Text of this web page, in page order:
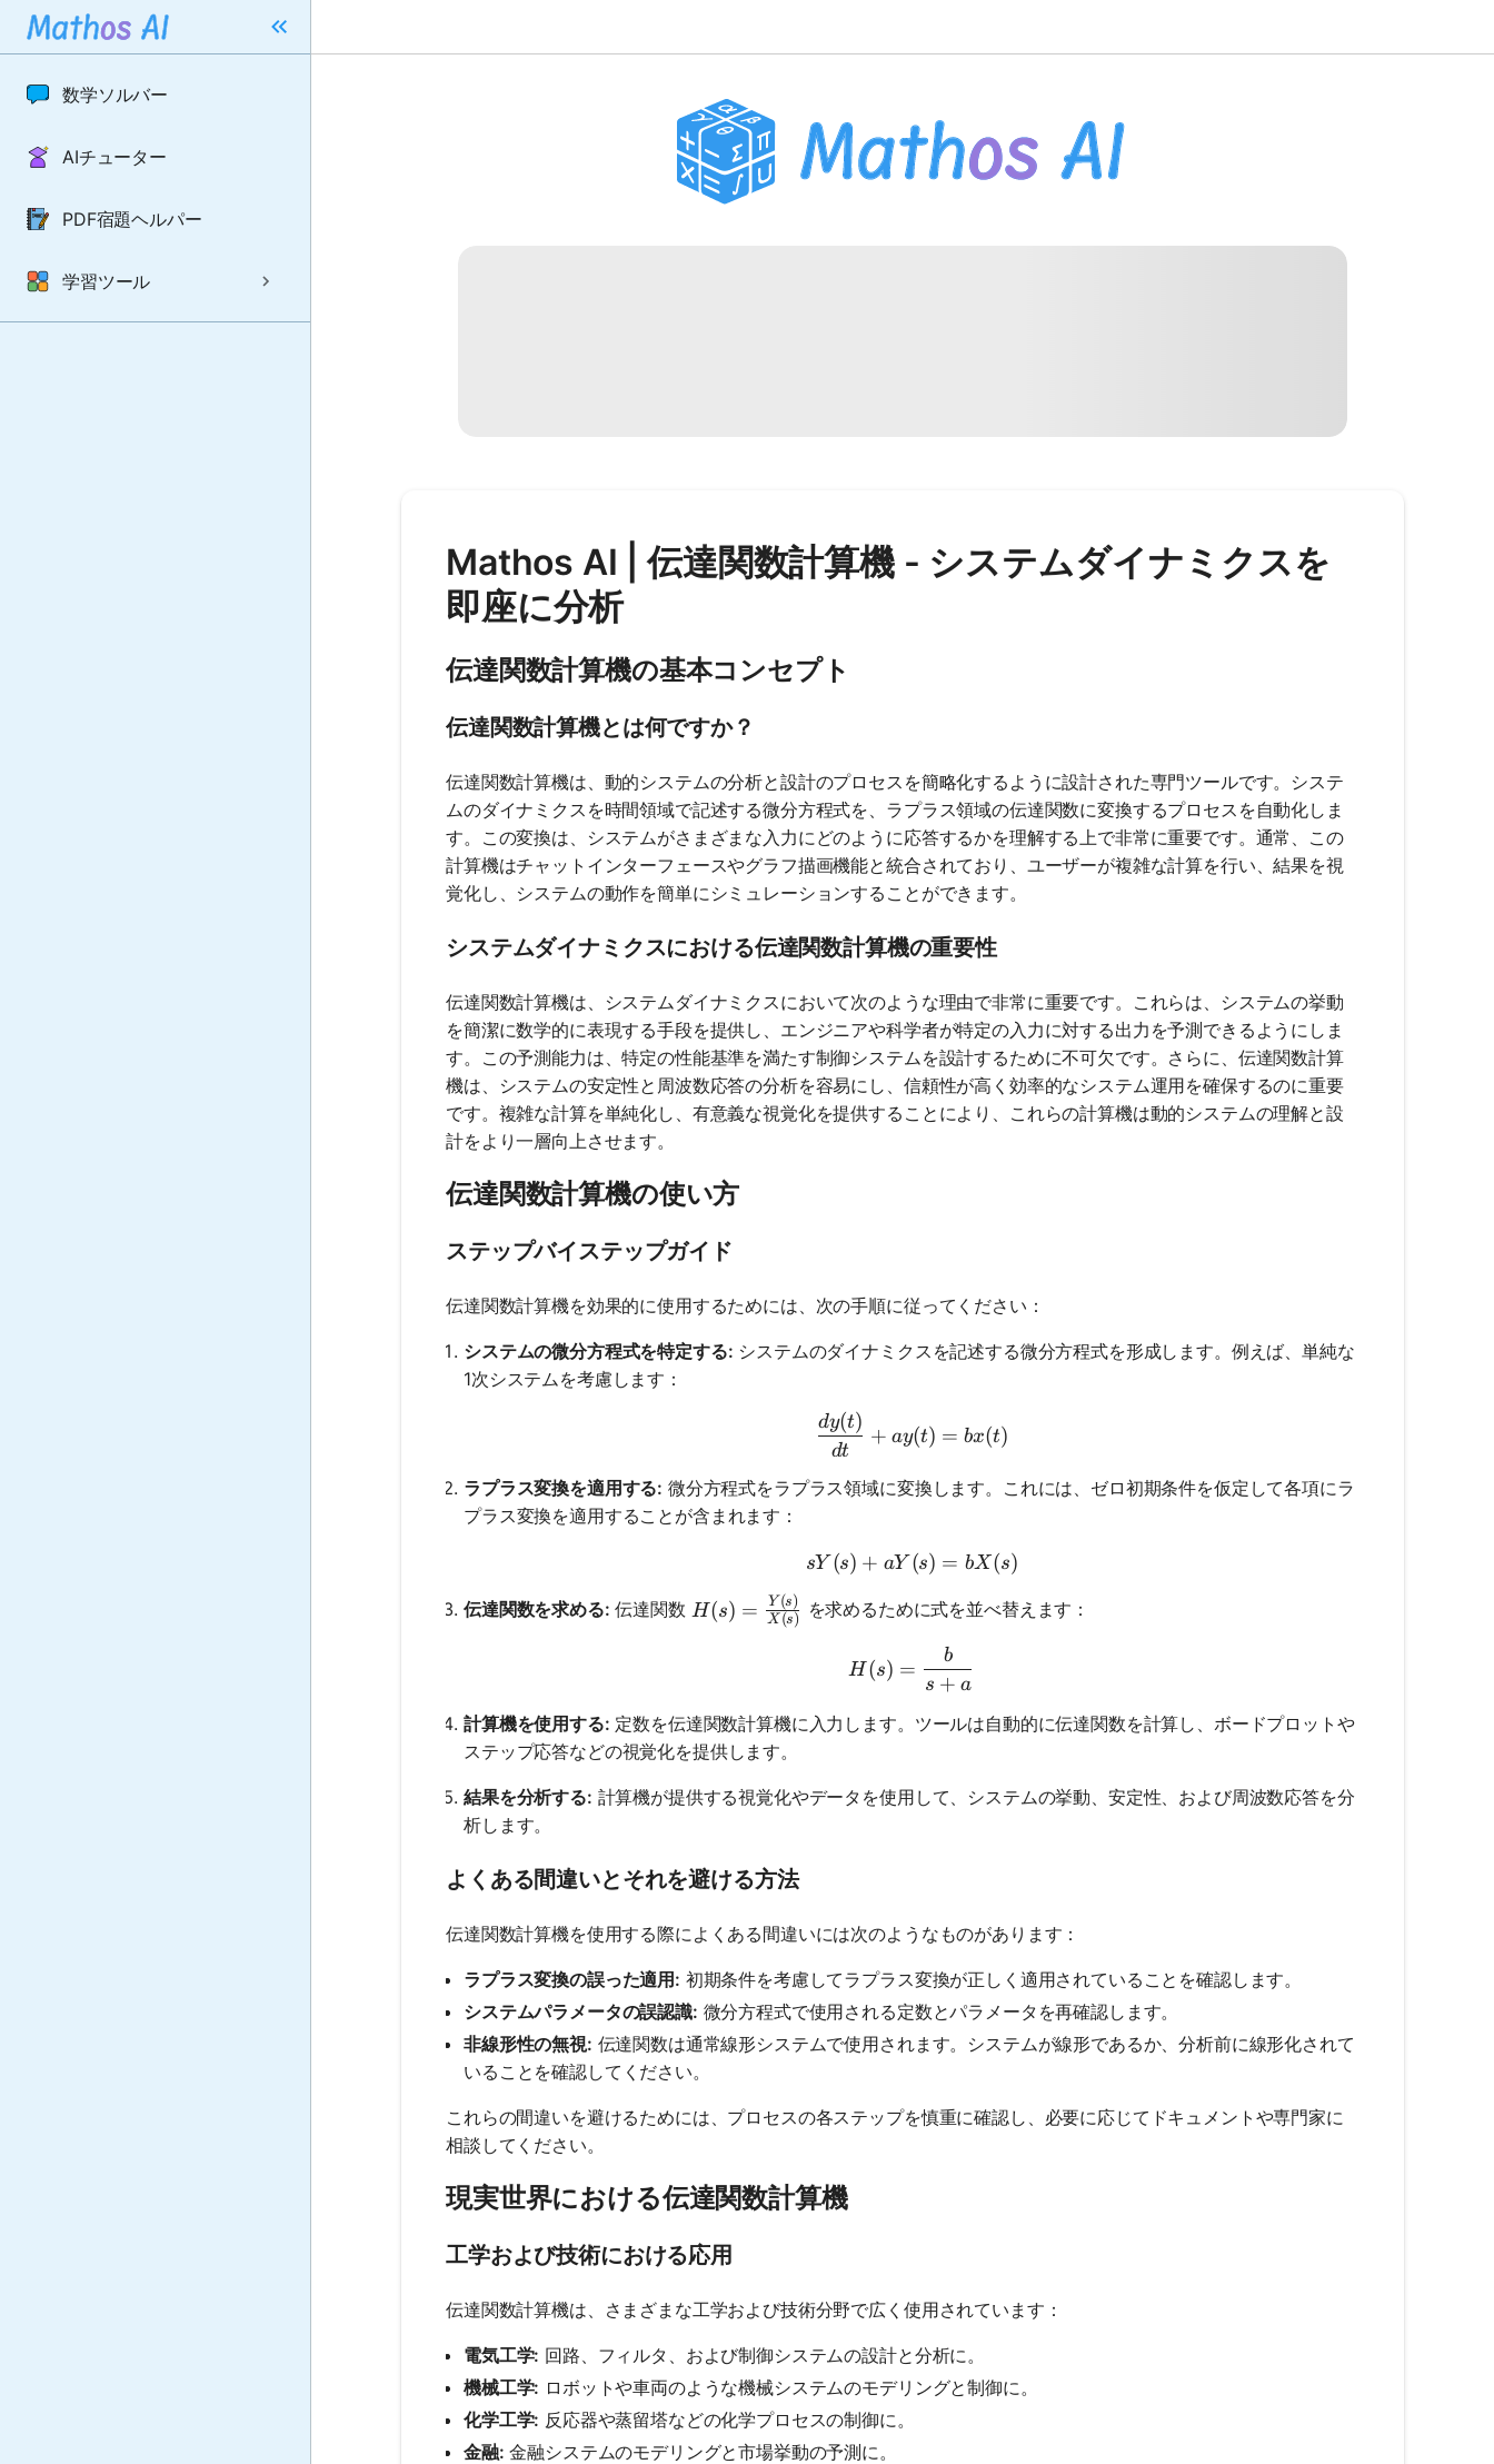
数学ソルバー
AIチューター
PDF宿題ヘルパー
学習ツール
Mathos AI | 伝達関数計算機 - システムダイナミクスを
即座に分析
伝達関数計算機の基本コンセプト
伝達関数計算機とは何ですか？
伝達関数計算機は、動的システムの分析と設計のプロセスを簡略化するように設計された専門ツールです。システ
ムのダイナミクスを時間領域で記述する微分方程式を、ラプラス領域の伝達関数に変換するプロセスを自動化しま
す。この変換は、システムがさまざまな入力にどのように応答するかを理解する上で非常に重要です。通常、この
計算機はチャットインターフェースやグラフ描画機能と統合されており、ユーザーが複雑な計算を行い、結果を視
覚化し、システムの動作を簡単にシミュレーションすることができます。
システムダイナミクスにおける伝達関数計算機の重要性
伝達関数計算機は、システムダイナミクスにおいて次のような理由で非常に重要です。これらは、システムの挙動
を簡潔に数学的に表現する手段を提供し、エンジニアや科学者が特定の入力に対する出力を予測できるようにしま
す。この予測能力は、特定の性能基準を満たす制御システムを設計するために不可欠です。さらに、伝達関数計算
機は、システムの安定性と周波数応答の分析を容易にし、信頼性が高く効率的なシステム運用を確保するのに重要
です。複雑な計算を単純化し、有意義な視覚化を提供することにより、これらの計算機は動的システムの理解と設
計をより一層向上させます。
伝達関数計算機の使い方
ステップバイステップガイド
伝達関数計算機を効果的に使用するためには、次の手順に従ってください：
システムの微分方程式を特定する: システムのダイナミクスを記述する微分方程式を形成します。例えば、単純な
1次システムを考慮します：
\frac{dy(t)}{dt} + ay(t) = bx(t)
dt
dy(t)
+ ay(t) = bx(t)
ラプラス変換を適用する: 微分方程式をラプラス領域に変換します。これには、ゼロ初期条件を仮定して各項にラ
プラス変換を適用することが含まれます：
sY(s) + aY(s) = bX(s)
sY (s) + aY (s) = bX(s)
伝達関数を求める: 伝達関数 H(s) = \frac{Y(s)}{X(s)}
H(s) = X (s)
Y (s) を求めるために式を並べ替えます：
H(s) = \frac{b}{s + a}
H (s) =
s + a
b
計算機を使用する: 定数を伝達関数計算機に入力します。ツールは自動的に伝達関数を計算し、ボードプロットや
ステップ応答などの視覚化を提供します。
結果を分析する: 計算機が提供する視覚化やデータを使用して、システムの挙動、安定性、および周波数応答を分
析します。
よくある間違いとそれを避ける方法
伝達関数計算機を使用する際によくある間違いには次のようなものがあります：
ラプラス変換の誤った適用: 初期条件を考慮してラプラス変換が正しく適用されていることを確認します。
システムパラメータの誤認識: 微分方程式で使用される定数とパラメータを再確認します。
非線形性の無視: 伝達関数は通常線形システムで使用されます。システムが線形であるか、分析前に線形化されて
いることを確認してください。
これらの間違いを避けるためには、プロセスの各ステップを慎重に確認し、必要に応じてドキュメントや専門家に
相談してください。
現実世界における伝達関数計算機
工学および技術における応用
伝達関数計算機は、さまざまな工学および技術分野で広く使用されています：
電気工学: 回路、フィルタ、および制御システムの設計と分析に。
機械工学: ロボットや車両のような機械システムのモデリングと制御に。
化学工学: 反応器や蒸留塔などの化学プロセスの制御に。
金融: 金融システムのモデリングと市場挙動の予測に。